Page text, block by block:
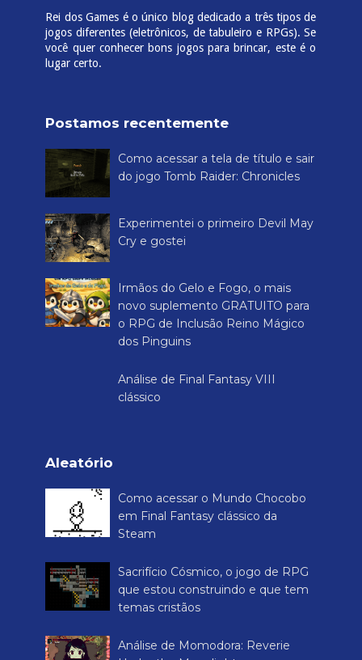
Rei dos Games é o único blog dedicado a três tipos de
jogos diferentes (eletrônicos, de tabuleiro e RPGs). Se
você quer conhecer bons jogos para brincar, este é o
lugar certo.
Postamos recentemente
Como acessar a tela de título e sair
do jogo Tomb Raider: Chronicles
Experimentei o primeiro Devil May
Cry e gostei
Irmãos do Gelo e Fogo, o mais
novo suplemento GRATUITO para
o RPG de Inclusão Reino Mágico
dos Pinguins
Análise de Final Fantasy VIII
clássico
Aleatório
Como acessar o Mundo Chocobo
em Final Fantasy clássico da
Steam
Sacrifício Cósmico, o jogo de RPG
que estou construindo e que tem
temas cristãos
Análise de Momodora: Reverie